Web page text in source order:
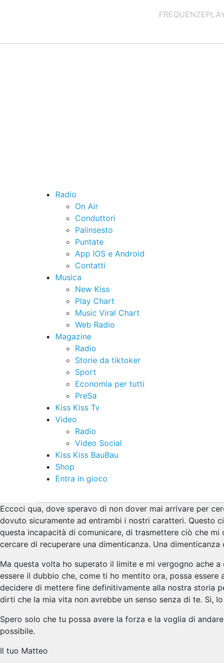
FREQUENZE
Radio
On Air
Conduttori
Palinsesto
Puntate
App IOS e Android
Contatti
Musica
New Kiss
Play Chart
Music Viral Chart
Web Radio
Magazine
Radio
Storie da tiktoker
Sport
Economia per tutti
PreSa
Kiss Kiss Tv
Video
Radio
Video Social
Kiss Kiss BauBau
Shop
Entra in gioco
Eccoci qua, dove speravo di non dover mai arrivare per
dovuto sicuramente ad entrambi i nostri caratteri. Questo
questa incapacità di comunicare, di trasmettere ciò che
cercare di recuperare una dimenticanza. Una
Ma questa volta ho superato il limite e mi vergogno ache
essere il dubbio che, come ti ho mentito ora, possa
decidere di mettere fine definitivamente alla nostra storia
dirti che la mia vita non avrebbe un senso senza di te. Si,
Spero solo che tu possa avere la forza e la voglia di
possibile.
Il tuo Matteo